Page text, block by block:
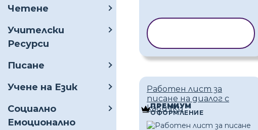
Четене
Учителски
Ресурси
Писане
Учене на Език
Социално
Емоционално
Работен лист за
писане на диалог с
кавички
ПРЕМИУМ
ОФОРМЛЕНИЕ